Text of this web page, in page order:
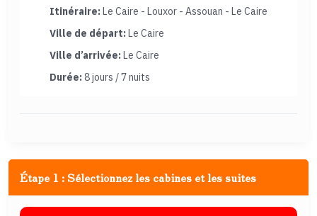
Itinéraire:Le Caire - Louxor - Assouan - Le Caire
Ville de départ:Le Caire
Ville d’arrivée:Le Caire
Durée:8 jours / 7 nuits
Étape 1 : Sélectionnez les cabines et les suites